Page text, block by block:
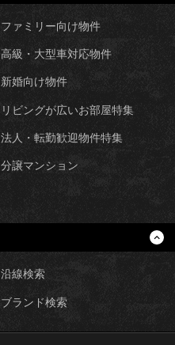
ファミリー向け物件
高級・大型車対応物件
新婚向け物件
リビングが広いお部屋特集
法人・転勤歓迎物件特集
分譲マンション
沿線検索
ブランド検索